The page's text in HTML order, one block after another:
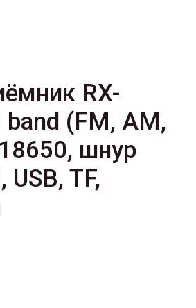
RX-
(FM, AM,
шнур
USB, TF,